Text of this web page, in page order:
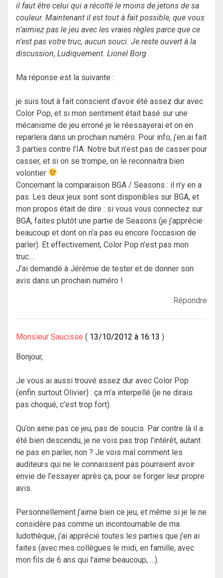
il faut être celui qui a récolté le moins de jetons de sa
couleur. Maintenant il est tout à fait possible, que vous
n’aimiez pas le jeu avec les vraies règles parce que ce
n’est pas votre truc, aucun souci. Je reste ouvert à la
discussion, Ludiquement. Lionel Borg
Ma réponse est la suivante :
je suis tout à fait conscient d’avoir été assez dur avec
Color Pop, et si mon sentiment était basé sur une
mécanisme de jeu erroné je le réessayerai et on en
reparlera dans un prochain numéro. Pour info, j’en ai fait
3 parties contre l’IA. Notre but n’est pas de casser pour
casser, et si on se trompe, on le reconnaitra bien
volontier
Concernant la comparaison BGA / Seasons : il n’y en a
pas. Les deux jeux sont sont disponibles sur BGA, et
mon propos était de dire : si vous vous connectez sur
BGA, faites plutôt une partie de Seasons (je j’apprécie
beaucoup et dont on n’a pas eu encore l’occasion de
parler). Et effectivement, Color Pop n’est pas mon
truc…
J’ai demandé à Jérémie de tester et de donner son
avis dans un prochain numéro !
Répondre
Monsieur Saucisse 13/10/2012 à 16:13
Bonjour,
Je vous ai aussi trouvé assez dur avec Color Pop
(enfin surtout Olivier) : ça m’a interpellé (je ne dirais
pas choqué, c’est trop fort).
Qu’on aime pas ce jeu, pas de soucis. Par contre là il a
été bien descendu, je ne vois pas trop l’intérêt, autant
ne pas en parler, non ? Je vois mal comment les
auditeurs qui ne le connaissent pas pourraient avoir
envie de l’essayer après ça, pour se forger leur propre
avis.
Personnellement j’aime bien ce jeu, et même si je le ne
considère pas comme un incontournable de ma
ludothèque, j’ai apprécié toutes les parties que j’en ai
faites (avec mes collègues le midi, en famille, avec
mon fils de 6 ans qui l’aime beaucoup, …).